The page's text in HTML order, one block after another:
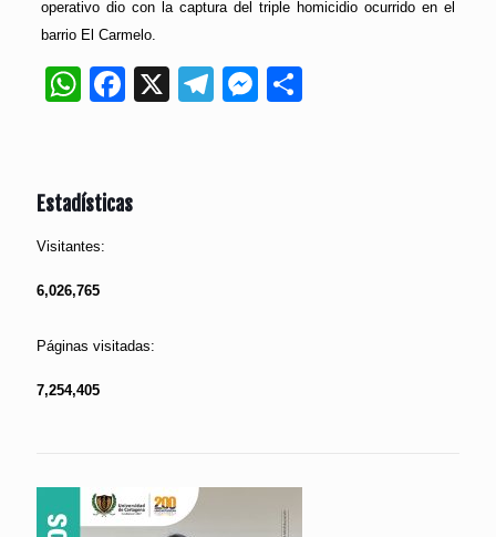
operativo dio con la captura del triple homicidio ocurrido en el
barrio El Carmelo.
WhatsApp
Facebook
X Telegram
Messenger
Compartir
Estadísticas
Visitantes:
6,026,765
Páginas visitadas:
7,254,405